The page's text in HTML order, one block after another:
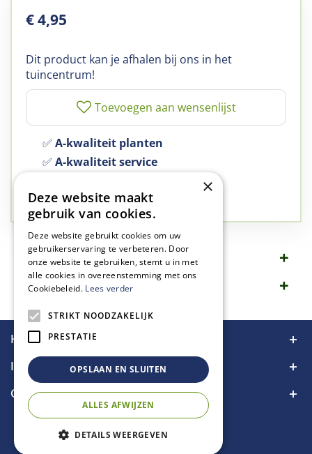
€4,95
Dit product kan je afhalen bij ons in het
tuincentrum!
✅ A-kwaliteit planten
✅ A-kwaliteit service
✅Groen, dat is wat we doen
Omschrijving
Specificaties
Handige links
Informatie
Contact
×
Deze website maakt
gebruik van cookies.
Deze website gebruikt cookies om uw
gebruikerservaring te verbeteren. Door
onze website te gebruiken, stemt u in met
alle cookies in overeenstemming met ons
Cookiebeleid. Lees verder
STRIKT NOODZAKELIJK
PRESTATIE
OPSLAAN EN SLUITEN
ALLES AFWIJZEN
DETAILS WEERGEVEN